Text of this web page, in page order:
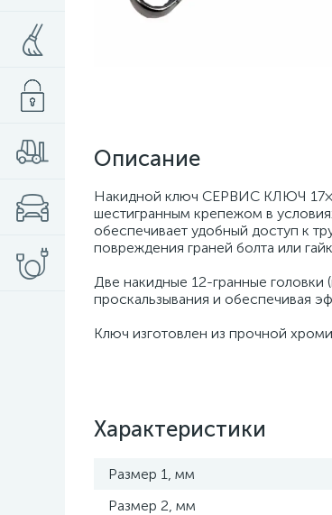
Описание
Накидной ключ СЕРВИС КЛЮЧ
шестигранным крепежом в
обеспечивает удобный доступ к
повреждения граней болта или
Две накидные 12-гранные
проскальзывания и обеспечивая
Ключ изготовлен из прочной
Характеристики
Размер 1, мм
Размер 2, мм